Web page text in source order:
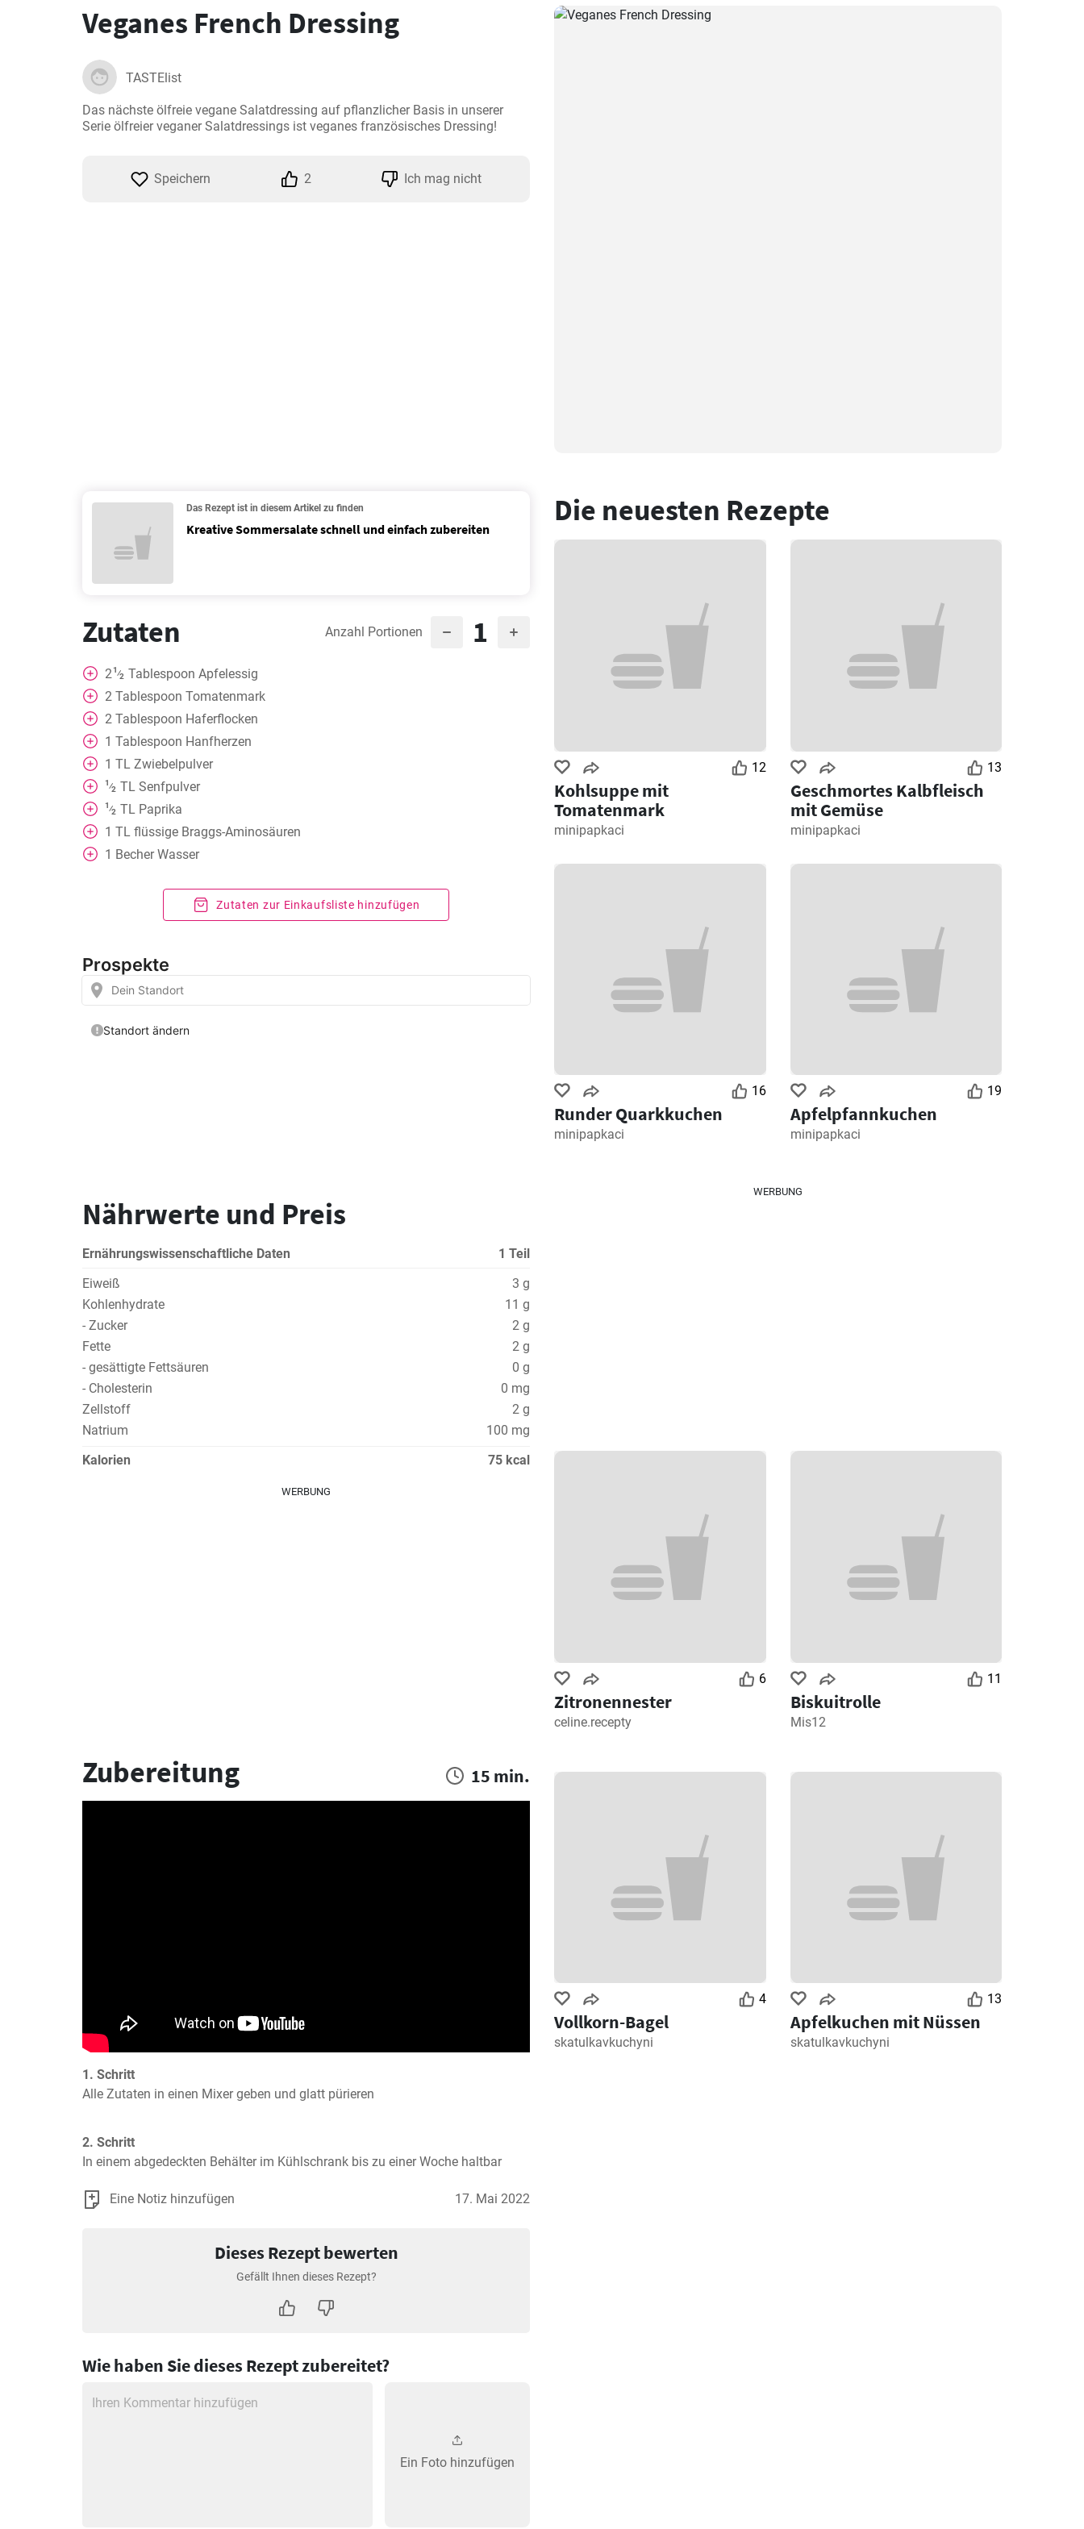
Veganes French Dressing
TASTElist
Das nächste ölfreie vegane Salatdressing auf pflanzlicher Basis in unserer
Serie ölfreier veganer Salatdressings ist veganes französisches Dressing!
Speichern 2 Ich mag nicht
Das Rezept ist in diesem Artikel zu finden
Kreative Sommersalate schnell und einfach zubereiten
Zutaten Anzahl Portionen 1
21⁄2 Tablespoon Apfelessig
2 Tablespoon Tomatenmark
2 Tablespoon Haferflocken
1 Tablespoon Hanfherzen
1 TL Zwiebelpulver
1⁄2 TL Senfpulver
1⁄2 TL Paprika
1 TL flüssige Braggs-Aminosäuren
1 Becher Wasser
Zutaten zur Einkaufsliste hinzufügen
Nährwerte und Preis
Ernährungswissenschaftliche Daten
1 Teil
Eiweiß
3 g
Kohlenhydrate
11 g
- Zucker
2 g
Fette
2 g
- gesättigte Fettsäuren
0 g
- Cholesterin
0 mg
Zellstoff
2 g
Natrium
100 mg
Kalorien
75 kcal
WERBUNG
Zubereitung 15 min.
1. Schritt
Alle Zutaten in einen Mixer geben und glatt pürieren
2. Schritt
In einem abgedeckten Behälter im Kühlschrank bis zu einer Woche haltbar
Eine Notiz hinzufügen 17. Mai 2022
Dieses Rezept bewerten
Gefällt Ihnen dieses Rezept?
Wie haben Sie dieses Rezept zubereitet?
Ein Foto hinzufügen
Die neuesten Rezepte
12
Kohlsuppe mit
Tomatenmark
minipapkaci
13
Geschmortes Kalbfleisch
mit Gemüse
minipapkaci
16
Runder Quarkkuchen
minipapkaci
19
Apfelpfannkuchen
minipapkaci
WERBUNG
6
Zitronennester
celine.recepty
11
Biskuitrolle
Mis12
4
Vollkorn-Bagel
skatulkavkuchyni
13
Apfelkuchen mit Nüssen
skatulkavkuchyni